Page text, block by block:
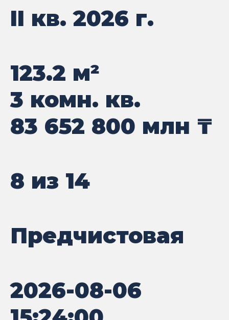
II кв. 2026 г.
123.2 м²
3 комн. кв.
83 652 800 млн ₸
8 из 14
Предчистовая
2026-08-06